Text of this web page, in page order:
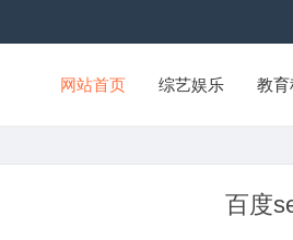
网站首页 综艺娱乐 教
百度